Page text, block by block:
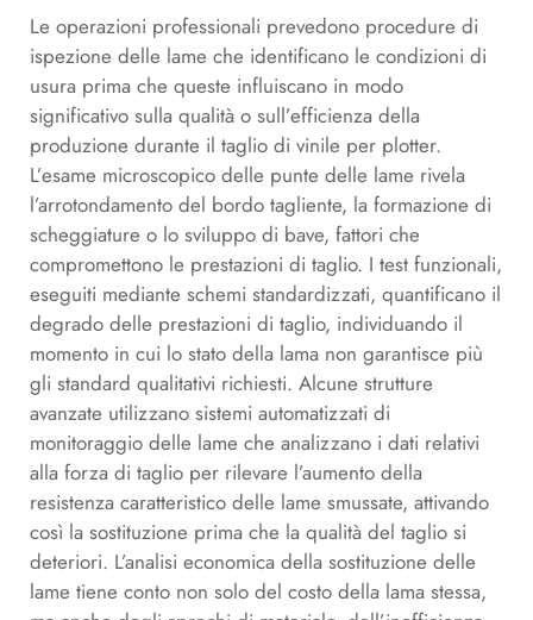
Le operazioni professionali prevedono procedure di
ispezione delle lame che identificano le condizioni di
usura prima che queste influiscano in modo
significativo sulla qualità o sull’efficienza della
produzione durante il taglio di vinile per plotter.
L’esame microscopico delle punte delle lame rivela
l’arrotondamento del bordo tagliente, la formazione di
scheggiature o lo sviluppo di bave, fattori che
compromettono le prestazioni di taglio. I test funzionali,
eseguiti mediante schemi standardizzati, quantificano il
degrado delle prestazioni di taglio, individuando il
momento in cui lo stato della lama non garantisce più
gli standard qualitativi richiesti. Alcune strutture
avanzate utilizzano sistemi automatizzati di
monitoraggio delle lame che analizzano i dati relativi
alla forza di taglio per rilevare l’aumento della
resistenza caratteristico delle lame smussate, attivando
così la sostituzione prima che la qualità del taglio si
deteriori. L’analisi economica della sostituzione delle
lame tiene conto non solo del costo della lama stessa,